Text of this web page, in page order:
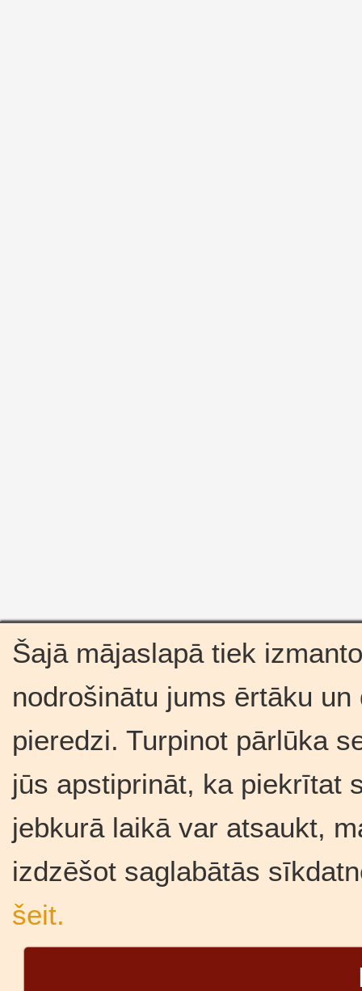
Šajā mājaslapā tiek
nodrošinātu jums ērtāku
pieredzi. Turpinot pārlūka
jūs apstiprināt, ka piekrītat
jebkurā laikā var atsaukt,
izdzēšot saglabātās
šeit.